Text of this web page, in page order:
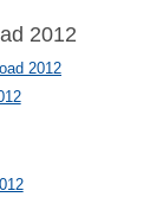
2012
2012